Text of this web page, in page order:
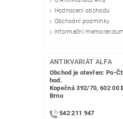
Hodnocení obchodu
Obchodní podmínky
Informační memorandum
ANTIKVARIÁT ALFA
Obchod je otevřen: Po-
hod.
Kopečná 392/70, 602 00
Brno
542 211 947